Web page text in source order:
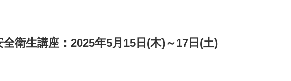
衛生講座：2025年5月15日(木)～17日(土)